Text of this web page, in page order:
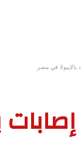
بالإيبولا في مصر